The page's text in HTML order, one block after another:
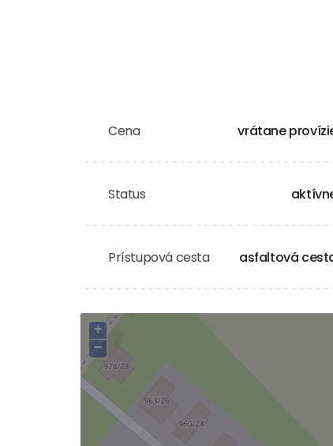
Cena vrátane
Status
Prístupová cesta asfaltová
+
−